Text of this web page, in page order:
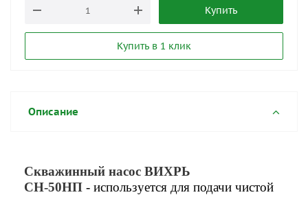
Купить
Купить в 1 клик
Описание
Скважинный насос ВИХРЬ
СН-50НП - используется для подачи чистой